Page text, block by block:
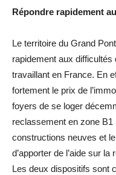
Répondre rapidement
Le territoire du Grand
rapidement aux
travaillant en France. En
fortement le prix de
foyers de se loger
reclassement en zone B1
constructions neuves et
d’apporter de l’aide sur
Les deux dispositifs sont